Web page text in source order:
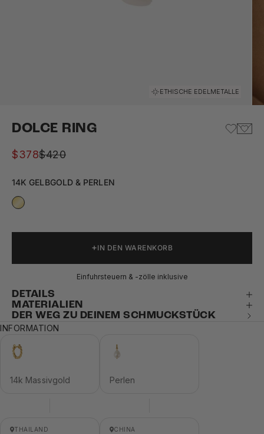
ETHISCHE EDELMETALLE
Gehe zu Element 1
Gehe zu Element 2
Gehe zu Element 3
Gehe zu Element 4
DOLCE RING
Angebot
$378Regulärer Preis
$420
14K GELBGOLD & PERLEN
IN DEN WARENKORB
Einfuhrsteuern & -zölle inklusive
DETAILS
MATERIALIEN
DER WEG ZU DEINEM SCHMUCKSTÜCK
INFORMATION
14k Massivgold
THAILAND
Perlen
CHINA